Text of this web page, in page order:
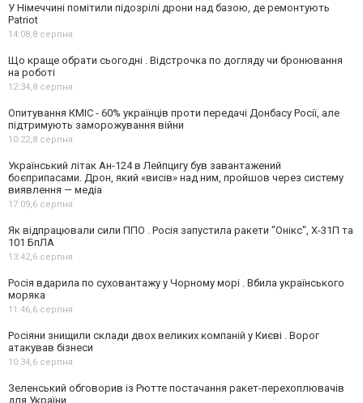
У Німеччині помітили підозрілі дрони над базою, де ремонтують
Patriot
14:08,8 серпня
Що краще обрати сьогодні . Відстрочка по догляду чи бронювання
на роботі
12:34,8 серпня
Опитування КМІС - 60% українців проти передачі Донбасу Росії, але
підтримують заморожування війни
10:22,8 серпня
Український літак Ан-124 в Лейпцигу був завантажений
боєприпасами. Дрон, який «висів» над ним, пройшов через систему
виявлення — медіа
17:09,6 серпня
Як відпрацювали сили ППО . Росія запустила ракети "Онікс", Х-31П та
101 БпЛА
13:42,6 серпня
Росія вдарила по суховантажу у Чорному морі . Вбила українського
моряка
11:46,6 серпня
Росіяни знищили склади двох великих компаній у Києві . Ворог
атакував бізнеси
10:34,6 серпня
Зеленський обговорив із Рютте постачання ракет-перехоплювачів
для України